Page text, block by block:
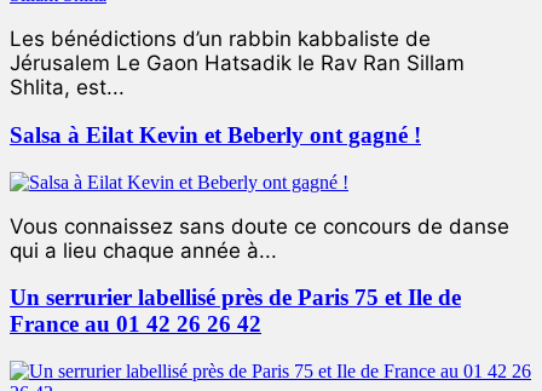
Les bénédictions d’un rabbin kabbaliste de
Jérusalem Le Gaon Hatsadik le Rav Ran Sillam
Shlita, est...
Salsa à Eilat Kevin et Beberly ont gagné !
Vous connaissez sans doute ce concours de danse
qui a lieu chaque année à...
Un serrurier labellisé près de Paris 75 et Ile de
France au 01 42 26 26 42